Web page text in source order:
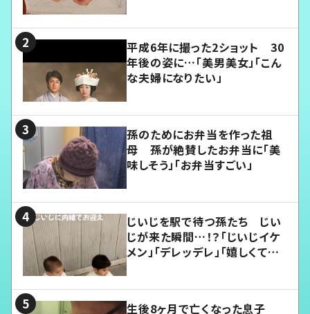
平成6年に撮った2ショット 30
年後の姿に…「美男美女」「こん
な夫婦になりたい」
孫のためにお弁当を作った祖
母 孫が絶賛したお弁当に「美
味しそう」「お弁当すごい」
じいじを駅で待つ孫たち じい
じが来た瞬間…！？「じいじイケ
メン」「デレッデレ」「嬉しくて可
生後8ヶ月で亡くなった息子